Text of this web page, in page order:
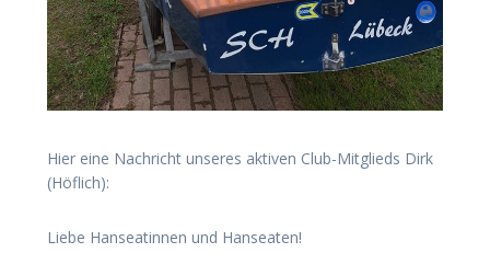
Hier eine Nachricht unseres aktiven Club-Mitglieds Dirk
(Höflich):
Liebe Hanseatinnen und Hanseaten!